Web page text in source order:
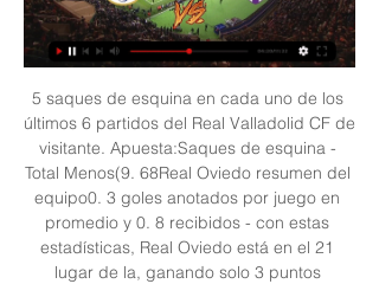
5 saques de esquina en cada uno de los
últimos 6 partidos del Real Valladolid CF de
visitante. Apuesta:Saques de esquina -
Total Menos(9. 68Real Oviedo resumen del
equipo0. 3 goles anotados por juego en
promedio y 0. 8 recibidos - con estas
estadísticas, Real Oviedo está en el 21
lugar de la, ganando solo 3 puntos